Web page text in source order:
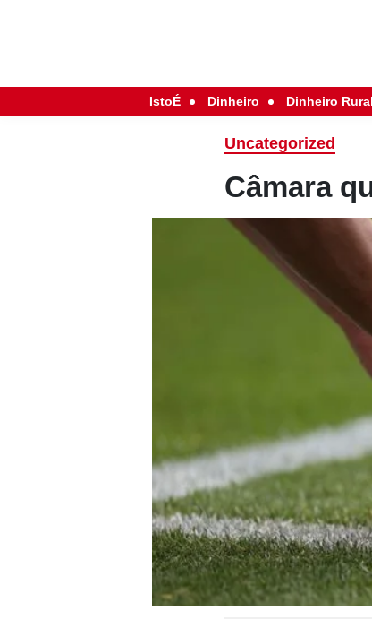
IstoÉ Dinheiro Dinheiro Rural
Uncategorized
Câmara